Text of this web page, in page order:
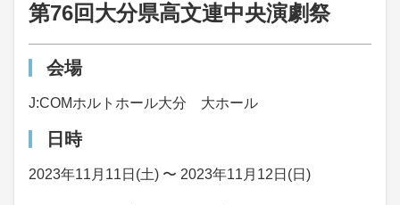
第76回大分県高文連中央演劇祭
会場
J:COMホルトホール大分 大ホール
日時
2023年11月11日(土) 〜 2023年11月12日(日)